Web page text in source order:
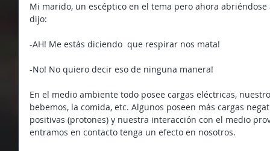
Mi marido, un escéptico en el tema pero ahora
dijo:
-AH! Me estás diciendo  que respirar nos mata!
-No! No quiero decir eso de ninguna manera!
En el medio ambiente todo posee cargas eléctricas,
bebemos, la comida, etc. Algunos poseen más cargas
positivas (protones) y nuestra interacción con el medio
entramos en contacto tenga un efecto en nosotros.